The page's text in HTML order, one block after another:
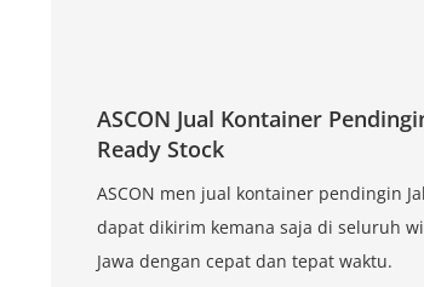
ASCON Jual Kontainer
Ready Stock
ASCON men jual kontainer pendingin
dapat dikirim kemana saja di seluruh
Jawa dengan cepat dan tepat waktu.